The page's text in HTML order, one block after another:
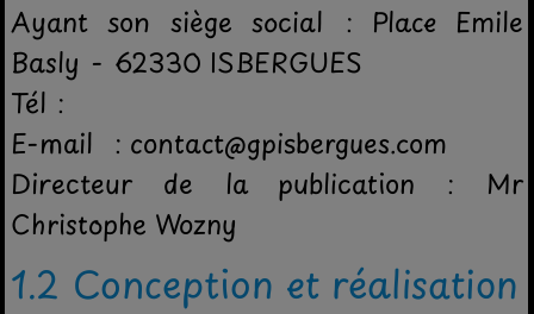
Ayant son siège social : Place Emile
Basly - 62330 ISBERGUES
Tél :
E-mail : contact@gpisbergues.com
Directeur de la publication : Mr
Christophe Wozny
1.2 Conception et réalisation